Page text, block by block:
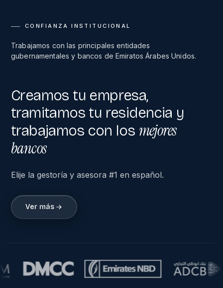
CONFIANZA INSTITUCIONAL
Trabajamos con las principales entidades
gubernamentales y bancos de Emiratos Árabes Unidos.
Creamos tu empresa,
tramitamos tu residencia y
trabajamos con los mejores
bancos
Elije la gestoría y asesora #1 en español.
Ver más